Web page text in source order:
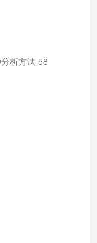
析方法 58